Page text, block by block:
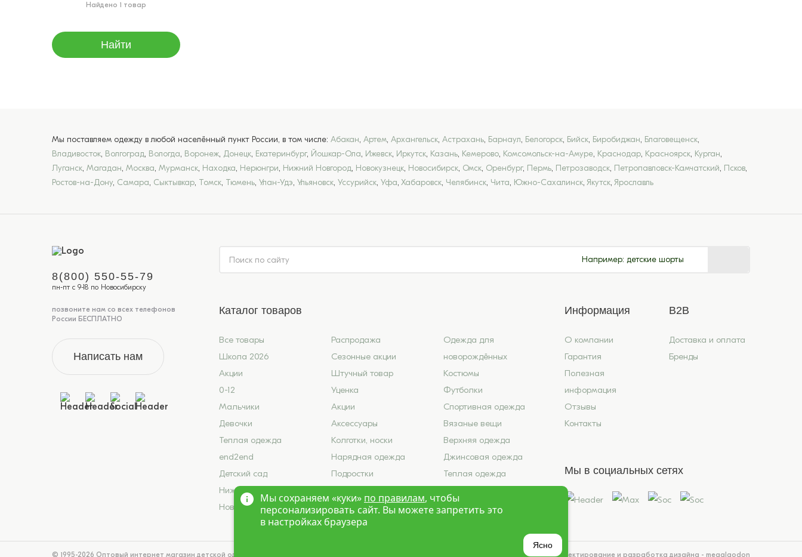
Найдено 1 товар
Найти
Мы поставляем одежду в любой населённый пункт России, в том числе: Абакан, Артем, Архангельск, Астрахань, Барнаул, Белогорск, Бийск, Биробиджан, Благовещенск,
Владивосток, Волгоград, Вологда, Воронеж, Донецк, Екатеринбург, Йошкар-Ола, Ижевск, Иркутск, Казань, Кемерово, Комсомольск-на-Амуре, Краснодар, Красноярск, Курган,
Луганск, Магадан, Москва, Мурманск, Находка, Нерюнгри, Нижний Новгород, Новокузнецк, Новосибирск, Омск, Оренбург, Пермь, Петрозаводск, Петропавловск-Камчатский, Псков,
Ростов-на-Дону, Самара, Сыктывкар, Томск, Тюмень, Улан-Удэ, Ульяновск, Уссурийск, Уфа, Хабаровск, Челябинск, Чита, Южно-Сахалинск, Якутск, Ярославль
8(800) 550-55-79
пн-пт с 9-18 по Новосибирску
позвоните нам со всех телефонов
России БЕСПЛАТНО
Написать нам
Например: детские шорты
Каталог товаров
Все товары
Школа 2026
Акции
0-12
Мальчики
Девочки
Теплая одежда
end2end
Детский сад
Нижнее белье
Новинки
Распродажа
Сезонные акции
Штучный товар
Уценка
Акции
Аксессуары
Колготки, носки
Нарядная одежда
Подростки
Одежда для
новорождённых
Костюмы
Футболки
Спортивная одежда
Вязаные вещи
Верхняя одежда
Джинсовая одежда
Теплая одежда
Информация
О компании
Гарантия
Полезная
информация
Отзывы
Контакты
B2B
Доставка и оплата
Бренды
Мы в социальных сетях
© 1995-2026 Оптовый интернет магазин детской одежды «Краски Детства» Карта сайта Проектирование и разработка дизайна - megalaodon
Мы сохраняем «куки» по правилам, чтобы
персонализировать сайт. Вы можете запретить это
в настройках браузера
Ясно